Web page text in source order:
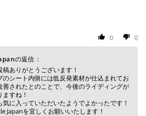
0 0
の返信：
ありがとうございます！
のシート内側には低反発素材が仕込まれてお
善されたとのことで、今後のライディングが
すね！
に入っていただいたようでよかったです！
Japanを宜しくお願いいたします！